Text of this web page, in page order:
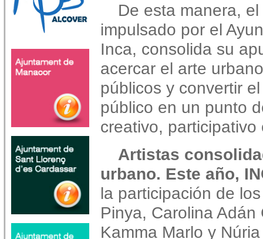
De esta manera,
impulsado por el
Inca, consolida su
acercar el arte
públicos y convertir
público en un punto
creativo,
Artistas
urbano. Este año,
la participación de
Pinya, Carolina
Kamma Marlo y